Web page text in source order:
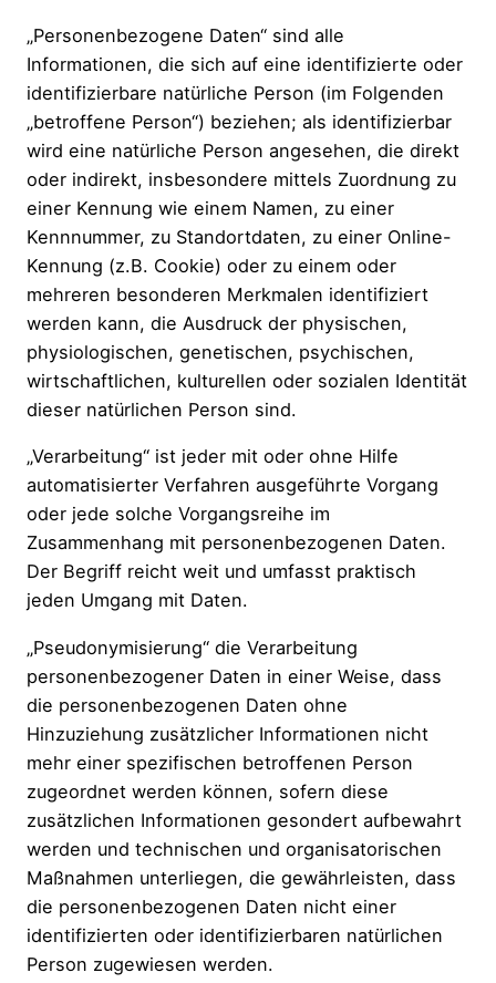
„Personenbezogene Daten“ sind alle
Informationen, die sich auf eine identifizierte oder
identifizierbare natürliche Person (im Folgenden
„betroffene Person“) beziehen; als identifizierbar
wird eine natürliche Person angesehen, die direkt
oder indirekt, insbesondere mittels Zuordnung zu
einer Kennung wie einem Namen, zu einer
Kennnummer, zu Standortdaten, zu einer Online-
Kennung (z.B. Cookie) oder zu einem oder
mehreren besonderen Merkmalen identifiziert
werden kann, die Ausdruck der physischen,
physiologischen, genetischen, psychischen,
wirtschaftlichen, kulturellen oder sozialen Identität
dieser natürlichen Person sind.
„Verarbeitung“ ist jeder mit oder ohne Hilfe
automatisierter Verfahren ausgeführte Vorgang
oder jede solche Vorgangsreihe im
Zusammenhang mit personenbezogenen Daten.
Der Begriff reicht weit und umfasst praktisch
jeden Umgang mit Daten.
„Pseudonymisierung“ die Verarbeitung
personenbezogener Daten in einer Weise, dass
die personenbezogenen Daten ohne
Hinzuziehung zusätzlicher Informationen nicht
mehr einer spezifischen betroffenen Person
zugeordnet werden können, sofern diese
zusätzlichen Informationen gesondert aufbewahrt
werden und technischen und organisatorischen
Maßnahmen unterliegen, die gewährleisten, dass
die personenbezogenen Daten nicht einer
identifizierten oder identifizierbaren natürlichen
Person zugewiesen werden.